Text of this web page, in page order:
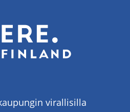
virallisilla